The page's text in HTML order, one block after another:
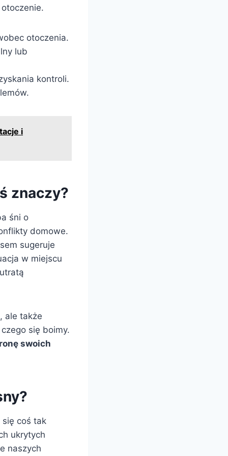
otoczenia.
lub
kontroli.
i
znaczy?
śni o
domowe.
sugeruje
w miejscu
ale także
się boimy.
swoich
się coś tak
ukrytych
naszych